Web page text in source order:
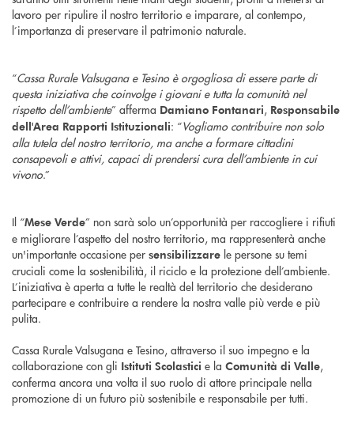
lavoro per ripulire il nostro territorio e imparare, al contempo,
l’importanza di preservare il patrimonio naturale.
“Cassa Rurale Valsugana e Tesino è orgogliosa di essere parte di
questa iniziativa che coinvolge i giovani e tutta la comunità nel
rispetto dell’ambiente” afferma Damiano Fontanari, Responsabile
dell'Area Rapporti Istituzionali: “Vogliamo contribuire non solo
alla tutela del nostro territorio, ma anche a formare cittadini
consapevoli e attivi, capaci di prendersi cura dell’ambiente in cui
vivono.”
Il “Mese Verde” non sarà solo un’opportunità per raccogliere i rifiuti
e migliorare l’aspetto del nostro territorio, ma rappresenterà anche
un'importante occasione per sensibilizzare le persone su temi
cruciali come la sostenibilità, il riciclo e la protezione dell’ambiente.
L’iniziativa è aperta a tutte le realtà del territorio che desiderano
partecipare e contribuire a rendere la nostra valle più verde e più
pulita.
Cassa Rurale Valsugana e Tesino, attraverso il suo impegno e la
collaborazione con gli Istituti Scolastici e la Comunità di Valle,
conferma ancora una volta il suo ruolo di attore principale nella
promozione di un futuro più sostenibile e responsabile per tutti.